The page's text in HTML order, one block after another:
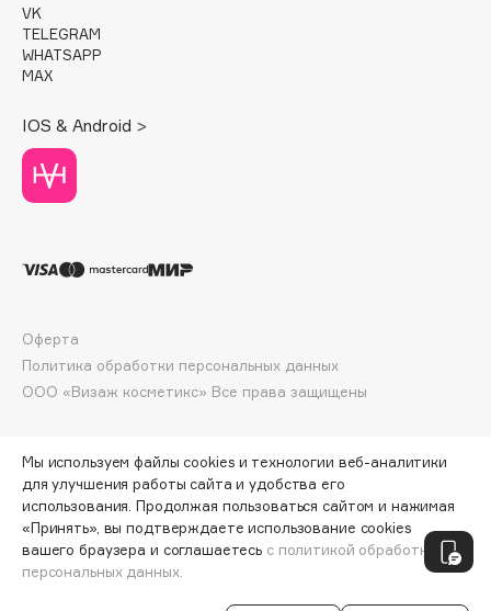
DABO
DARLING*
Darphin
Deonica
Dessange
Dior
Dolce & Gabbana
DP Daily Perfection
Dr. Vranjes Firenze
DSD de Luxe
Dyson
ПО ЗОЛОТОЙ КАРТЕ:261 ₽
ДОБАВИТЬ В КОРЗИНУ 290 ₽
VK
TELEGRAM
WHATSAPP
MAX
IOS & Android >
ООО «Визаж косметикс» Все права защищены
Оферта
Политика обработки персональных данных
Мы используем файлы cookies и технологии веб-аналитики
для улучшения работы сайта и удобства его
использования. Продолжая пользоваться сайтом и нажимая
«Принять», вы подтверждаете использование cookies
вашего браузера и соглашаетесь с политикой обработки
персональных данных.